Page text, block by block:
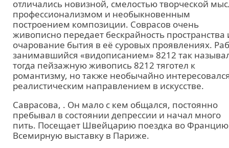
отличались новизной, смелостью творческой
профессионализмом и необыкновенным
построением композиции. Соврасов очень
живописно передает бескрайность пространства
очарование бытия в её суровых проявлениях.
занимавшийся «видописанием» 8212 так
тогда пейзажную живопись 8212 тяготел к
романтизму, но также необычайно
реалистическим направлением в искусстве.
Саврасова, . Он мало с кем общался, постоянно
пребывал в состоянии депрессии и начал много
пить. Посещает Швейцарию поездка во
Всемирную выставку в Париже.